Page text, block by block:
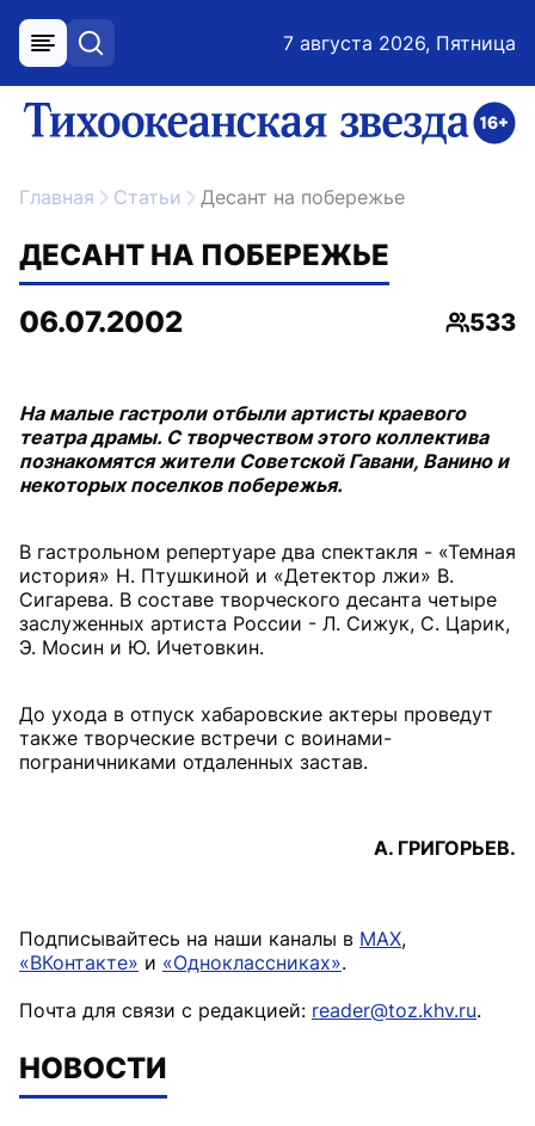
меню поиск 7 августа 2026, Пятница
ссылка на главную
Главная Статьи Десант на побережье
ДЕСАНТ НА ПОБЕРЕЖЬЕ
06.07.2002
533
На малые гастроли отбыли артисты краевого
театра драмы. С творчеством этого коллектива
познакомятся жители Советской Гавани, Ванино и
некоторых поселков побережья.
В гастрольном репертуаре два спектакля - «Темная
история» Н. Птушкиной и «Детектор лжи» В.
Сигарева. В составе творческого десанта четыре
заслуженных артиста России - Л. Сижук, С. Царик,
Э. Мосин и Ю. Ичетовкин.
До ухода в отпуск хабаровские актеры проведут
также творческие встречи с воинами-
пограничниками отдаленных застав.
А. ГРИГОРЬЕВ.
Подписывайтесь на наши каналы в MAX,
«ВКонтакте» и «Одноклассниках».
Почта для связи с редакцией: reader@toz.khv.ru.
НОВОСТИ